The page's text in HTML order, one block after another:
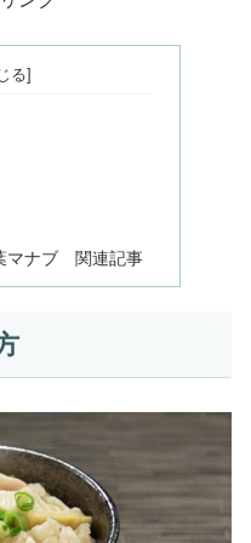
マナブ 関連記事